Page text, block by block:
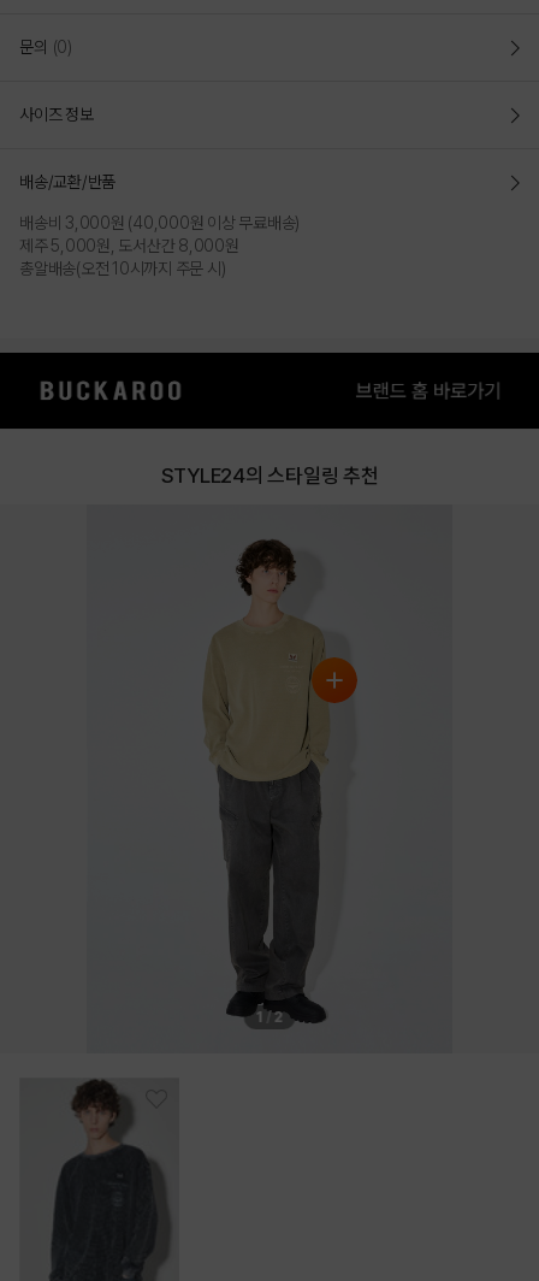
DETAILS
문의 (0)
사이즈 정보
배송/교환/반품
배송비 3,000원 (40,000원 이상 무료배송)
제주 5,000원, 도서산간 8,000원
총알배송(오전 10시까지 주문 시)
STYLE24의 스타일링 추천
1 /2